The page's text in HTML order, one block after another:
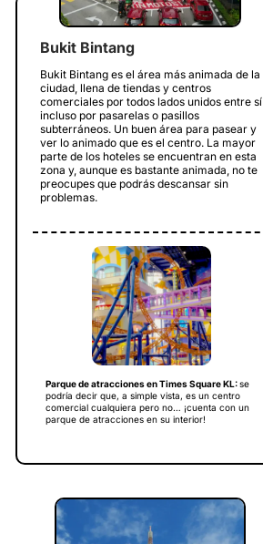
Bukit Bintang
Bukit Bintang es el área más animada de la
ciudad, llena de tiendas y centros
comerciales por todos lados unidos entre sí
incluso por pasarelas o pasillos
subterráneos. Un buen área para pasear y
ver lo animado que es el centro. La mayor
parte de los hoteles se encuentran en esta
zona y, aunque es bastante animada, no te
preocupes que podrás descansar sin
problemas.
Parque de atracciones en Times Square KL:se
podría decir que, a simple vista, es un centro
comercial cualquiera pero no… ¡cuenta con un
parque de atracciones en su interior!